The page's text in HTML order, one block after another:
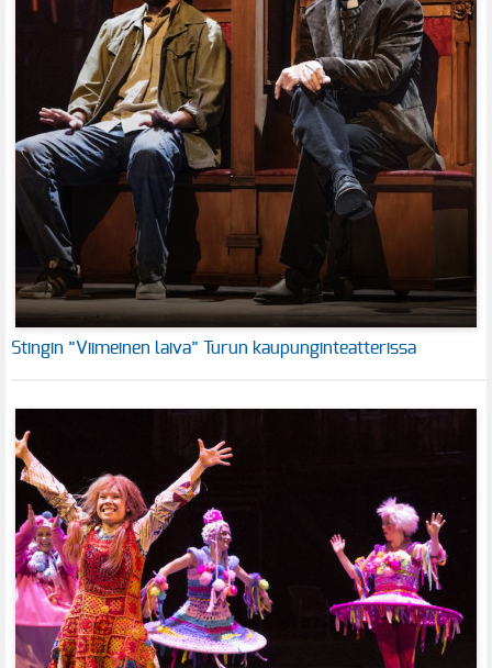
Stingin ”Viimeinen laiva” Turun kaupunginteatterissa